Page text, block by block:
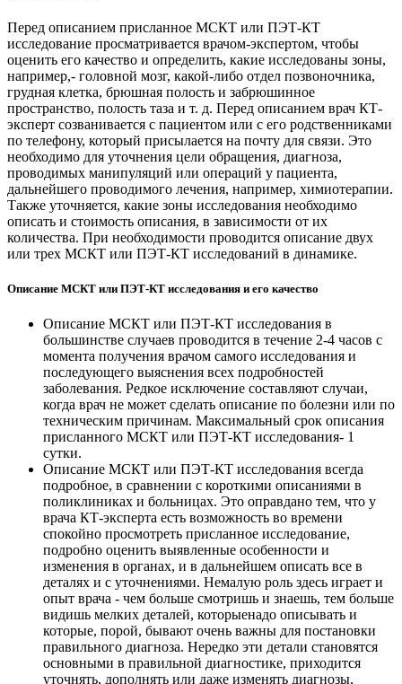
Перед описанием присланное МСКТ или ПЭТ-КТ
исследование просматривается врачом-экспертом, чтобы
оценить его качество и определить, какие исследованы зоны,
например,- головной мозг, какой-либо отдел позвоночника,
грудная клетка, брюшная полость и забрюшинное
пространство, полость таза и т. д. Перед описанием врач КТ-
эксперт созванивается с пациентом или с его родственниками
по телефону, который присылается на почту для связи. Это
необходимо для уточнения цели обращения, диагноза,
проводимых манипуляций или операций у пациента,
дальнейшего проводимого лечения, например, химиотерапии.
Также уточняется, какие зоны исследования необходимо
описать и стоимость описания, в зависимости от их
количества. При необходимости проводится описание двух
или трех МСКТ или ПЭТ-КТ исследований в динамике.
Описание МСКТ или ПЭТ-КТ исследования и его качество
Описание МСКТ или ПЭТ-КТ исследования в
большинстве случаев проводится в течение 2-4 часов с
момента получения врачом самого исследования и
последующего выяснения всех подробностей
заболевания. Редкое исключение составляют случаи,
когда врач не может сделать описание по болезни или по
техническим причинам. Максимальный срок описания
присланного МСКТ или ПЭТ-КТ исследования- 1
сутки.
Описание МСКТ или ПЭТ-КТ исследования всегда
подробное, в сравнении с короткими описаниями в
поликлиниках и больницах. Это оправдано тем, что у
врача КТ-эксперта есть возможность во времени
спокойно просмотреть присланное исследование,
подробно оценить выявленные особенности и
изменения в органах, и в дальнейшем описать все в
деталях и с уточнениями. Немалую роль здесь играет и
опыт врача - чем больше смотришь и знаешь, тем больше
видишь мелких деталей, которыенадо описывать и
которые, порой, бывают очень важны для постановки
правильного диагноза. Нередко эти детали становятся
основными в правильной диагностике, приходится
уточнять, дополнять или даже изменять диагнозы,